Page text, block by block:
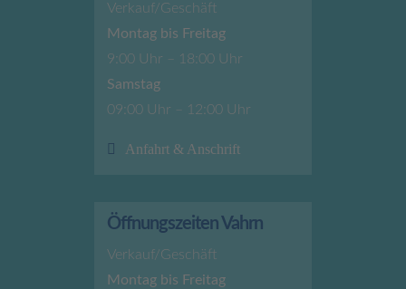
Verkauf/Geschäft
Montag bis Freitag
9:00 Uhr – 18:00 Uhr
Samstag
09:00 Uhr – 12:00 Uhr
Anfahrt & Anschrift
Öffnungszeiten Vahrn
Verkauf/Geschäft
Montag bis Freitag